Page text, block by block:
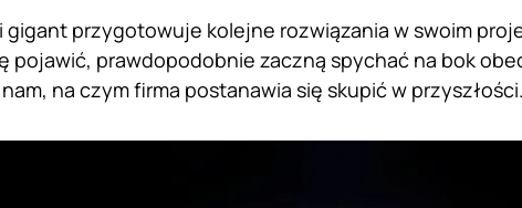
gigant przygotowuje kolejne rozwiązania w swoim
pojawić, prawdopodobnie zaczną spychać na bok
na czym firma postanawia się skupić w